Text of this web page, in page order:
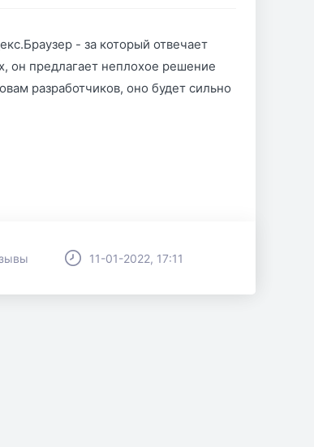
- за который отвечает
он предлагает неплохое решение
разработчиков, оно будет сильно
11-01-2022, 17:11